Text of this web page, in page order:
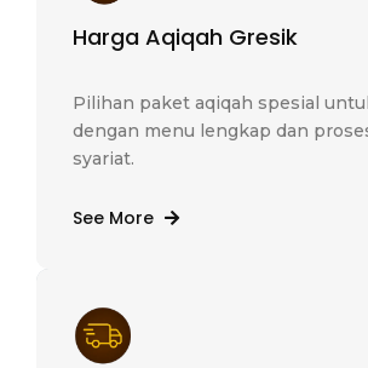
Harga Aqiqah Gresik
Pilihan paket aqiqah spesial
dengan menu lengkap dan
syariat.
See More